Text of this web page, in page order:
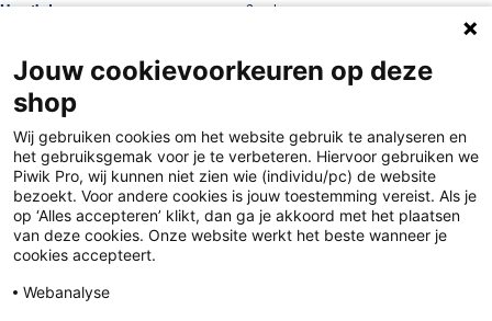
Licentieduur:
2 weken
Disclaimer
Jouw cookievoorkeuren op deze
shop
Wij gebruiken cookies om het website gebruik te analyseren en
het gebruiksgemak voor je te verbeteren. Hiervoor gebruiken we
Piwik Pro, wij kunnen niet zien wie (individu/pc) de website
bezoekt. Voor andere cookies is jouw toestemming vereist. Als je
op ‘Alles accepteren’ klikt, dan ga je akkoord met het plaatsen
van deze cookies. Onze website werkt het beste wanneer je
cookies accepteert.
Webanalyse